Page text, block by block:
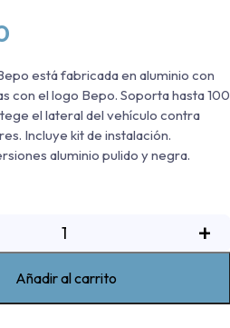
está fabricada en aluminio con
con el logo Bepo. Soporta hasta 100
el lateral del vehículo contra
Incluye kit de instalación.
aluminio pulido y negra.
+
Añadir al carrito